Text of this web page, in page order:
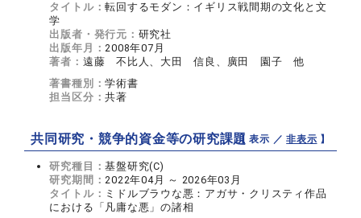
タイトル：転回するモダン：イギリス戦間期の文化と文
学
出版者・発行元： 研究社
出版年月：2008年07月
著者： 遠藤 不比人、大田 信良、廣田 園子 他
著書種別：学術書
担当区分：共著
共同研究・競争的資金等の研究課題【 表示 ／非表示 】
研究種目：基盤研究(C)
研究期間：2022年04月 ～ 2026年03月
タイトル： ミドルブラウな悪：アガサ・クリスティ作品
における「凡庸な悪」の諸相